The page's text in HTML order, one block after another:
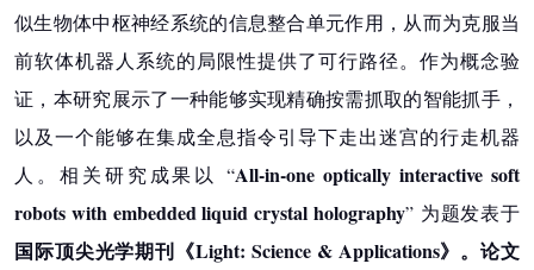
似生物体中枢神经系统的信息整合单元作用，从而为克服当
前软体机器人系统的局限性提供了可行路径。作为概念验
证，本研究展示了一种能够实现精确按需抓取的智能抓手，
以及一个能够在集成全息指令引导下走出迷宫的行走机器
人。相关研究成果以 “All-in-one optically interactive soft
robots with embedded liquid crystal holography” 为题发表于
国际顶尖光学期刊《Light: Science & Applications》。论文